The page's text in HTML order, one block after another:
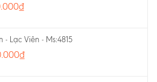
₫
Lạc Viên - Ms:4815
₫